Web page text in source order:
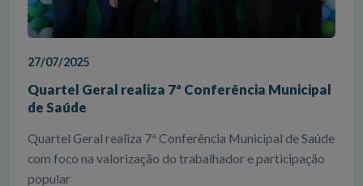
27/07/2025
Quartel Geral realiza 7ª Conferência Municipal
de Saúde
Quartel Geral realiza 7ª Conferência Municipal de Saúde
com foco na valorização do trabalhador e participação
popular